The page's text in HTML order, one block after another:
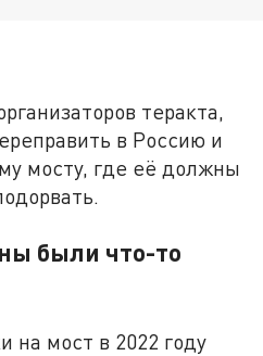
теракта,
в Россию и
мосту, где её должны
были что-то
на мост в 2022 году